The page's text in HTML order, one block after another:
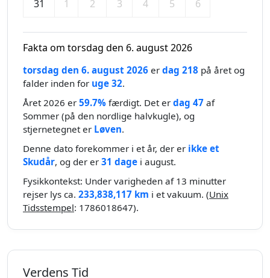
31 1 2 3 4 5 6
Fakta om torsdag den 6. august 2026
torsdag den 6. august 2026 er dag 218 på året og
falder inden for uge 32.
Året 2026 er 59.7% færdigt. Det er dag 47 af
Sommer (på den nordlige halvkugle), og
stjernetegnet er Løven.
Denne dato forekommer i et år, der er ikke et
Skudår, og der er 31 dage i august.
Fysikkontekst: Under varigheden af 13 minutter
rejser lys ca. 233,838,117 km i et vakuum. (Unix
Tidsstempel: 1786018647).
Verdens Tid